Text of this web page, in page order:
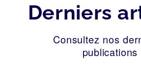
Derniers
Consultez nos
publications